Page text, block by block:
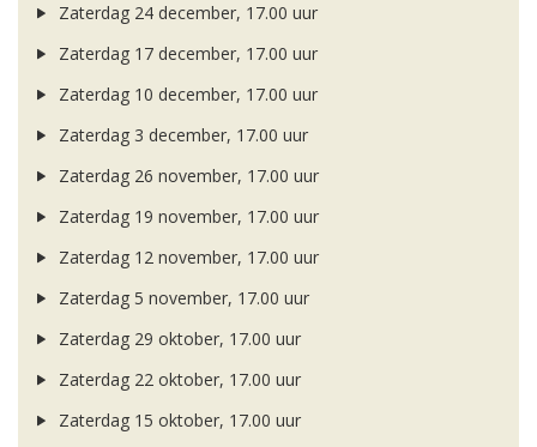
Zaterdag 24 december, 17.00 uur
Zaterdag 17 december, 17.00 uur
Zaterdag 10 december, 17.00 uur
Zaterdag 3 december, 17.00 uur
Zaterdag 26 november, 17.00 uur
Zaterdag 19 november, 17.00 uur
Zaterdag 12 november, 17.00 uur
Zaterdag 5 november, 17.00 uur
Zaterdag 29 oktober, 17.00 uur
Zaterdag 22 oktober, 17.00 uur
Zaterdag 15 oktober, 17.00 uur